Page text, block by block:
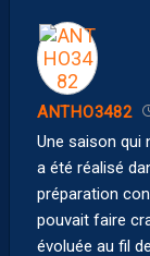
ANTHO3482
Une saison qui
a été réalisé
préparation
pouvait faire
évoluée au fil